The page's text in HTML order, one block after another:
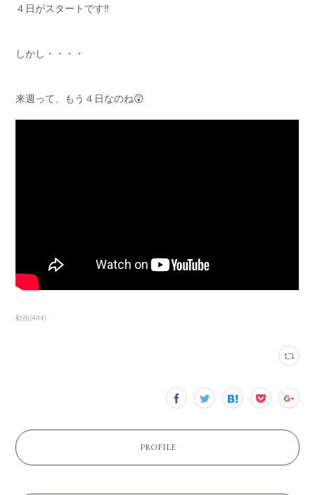
４日がスタートです‼
しかし・・・・
来週って、もう４日なのね😲
動画(404)
PROFILE